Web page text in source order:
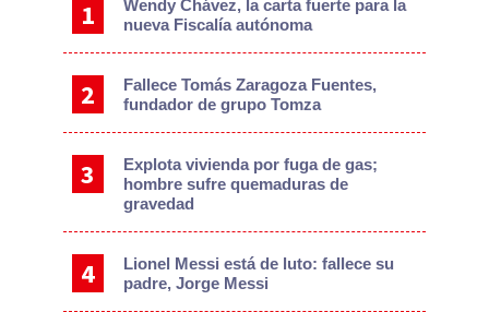
Wendy Chávez, la carta fuerte para la
nueva Fiscalía autónoma
Fallece Tomás Zaragoza Fuentes,
fundador de grupo Tomza
Explota vivienda por fuga de gas;
hombre sufre quemaduras de
gravedad
Lionel Messi está de luto: fallece su
padre, Jorge Messi